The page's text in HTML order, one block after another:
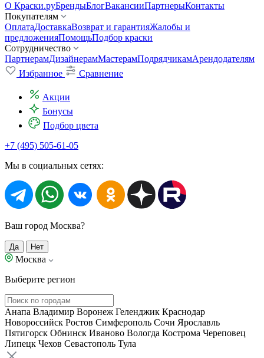
О Краски.руБрендыБлогВакансииПартнерыКонтакты
Покупателям
ОплатаДоставкаВозврат и гарантияЖалобы и
предложенияПомощьПодбор краски
Сотрудничество
ПартнерамДизайнерамМастерамПодрядчикамАрендодателям
Избранное
Сравнение
Акции
Бонусы
Подбор цвета
+7 (495) 505-61-05
Мы в социальных сетях:
Ваш город Москва?
Да Нет
Москва
Выберите регион
Анапа Владимир Воронеж Геленджик Краснодар
Новороссийск Ростов Симферополь Сочи Ярославль
Пятигорск Обнинск Иваново Вологда Кострома Череповец
Липецк Чехов Севастополь Тула